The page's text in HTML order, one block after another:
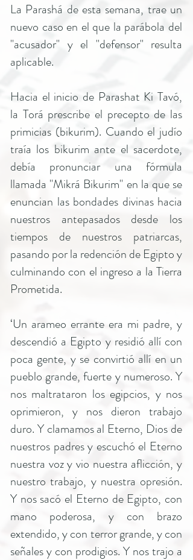
La Parashá de esta semana, trae un
nuevo caso en el que la parábola del
"acusador" y el "defensor" resulta
aplicable.
Hacia el inicio de Parashat Ki Tavó,
la Torá prescribe el precepto de las
primicias (bikurim). Cuando el judío
traía los bikurim ante el sacerdote,
debía pronunciar una fórmula
llamada "Mikrá Bikurim" en la que se
enuncian las bondades divinas hacia
nuestros antepasados desde los
tiempos de nuestros patriarcas,
pasando por la redención de Egipto y
culminando con el ingreso a la Tierra
Prometida.
‘Un arameo errante era mi padre, y
descendió a Egipto y residió allí con
poca gente, y se convirtió allí en un
pueblo grande, fuerte y numeroso. Y
nos maltrataron los egipcios, y nos
oprimieron, y nos dieron trabajo
duro. Y clamamos al Eterno, Dios de
nuestros padres y escuchó el Eterno
nuestra voz y vio nuestra aflicción, y
nuestro trabajo, y nuestra opresión.
Y nos sacó el Eterno de Egipto, con
mano poderosa, y con brazo
extendido, y con terror grande, y con
señales y con prodigios. Y nos trajo a